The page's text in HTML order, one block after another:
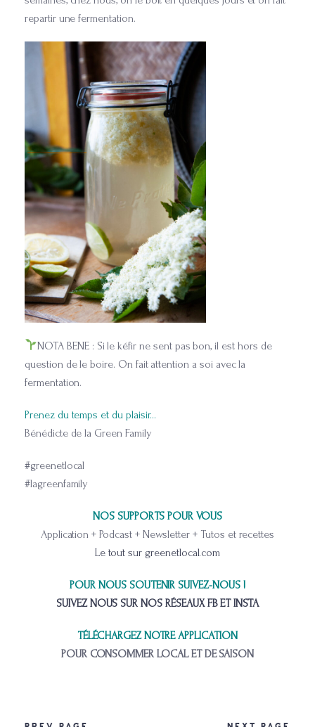
repartir une fermentation.
NOTA BENE : Si le kéfir ne sent pas bon, il est hors de
question de le boire. On fait attention a soi avec la
fermentation.
Prenez du temps et du plaisir…
Bénédicte de la Green Family
#greenetlocal
#lagreenfamily
NOS SUPPORTS POUR VOUS
Application + Podcast + Newsletter + Tutos et recettes
Le tout sur greenetlocal.com
POUR NOUS SOUTENIR SUIVEZ-NOUS !
SUIVEZ NOUS SUR NOS RÉSEAUX FB ET INSTA
TÉLÉCHARGEZ NOTRE APPLICATION
POUR CONSOMMER LOCAL ET DE SAISON